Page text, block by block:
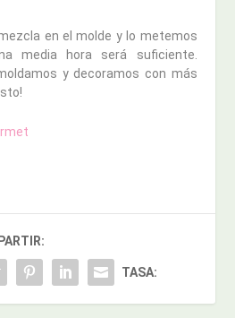
en el molde y lo metemos
media hora será suficiente.
y decoramos con más
TASA: